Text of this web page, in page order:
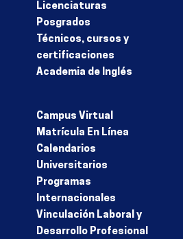
Licenciaturas
Posgrados
Técnicos, cursos y
certificaciones
Academia de Inglés
Campus Virtual
Matrícula En Línea
Calendarios
Universitarios
Programas
Internacionales
Vinculación Laboral y
Desarrollo Profesional